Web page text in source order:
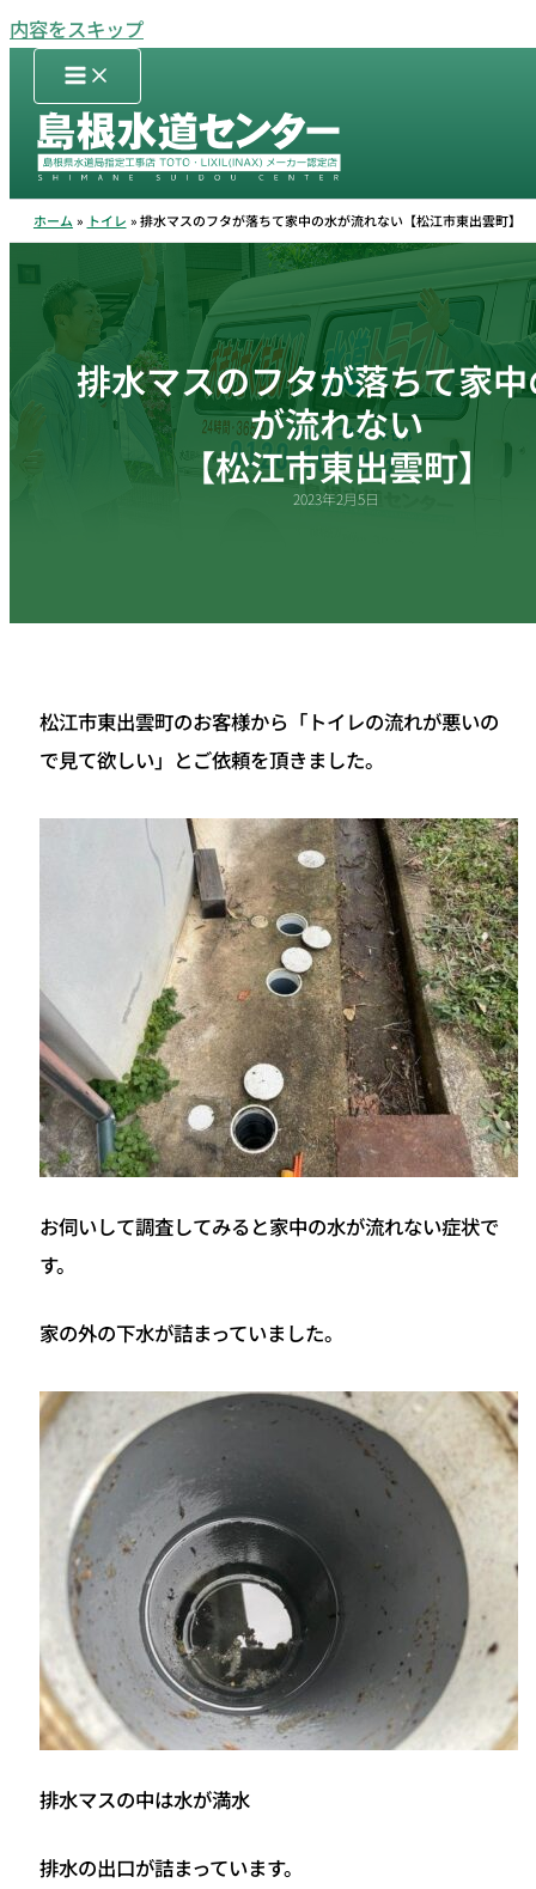
内容をスキップ
ホーム トイレ 排水マスのフタが落ちて家中の水が流れない【松江市東出雲町】
排水マスのフタが落ちて家
が流れない
【松江市東出雲町】
2023年2月5日
松江市東出雲町のお客様から「トイレの流れが悪いの
で見て欲しい」とご依頼を頂きました。
お伺いして調査してみると家中の水が流れない症状で
す。
家の外の下水が詰まっていました。
排水マスの中は水が満水
排水の出口が詰まっています。